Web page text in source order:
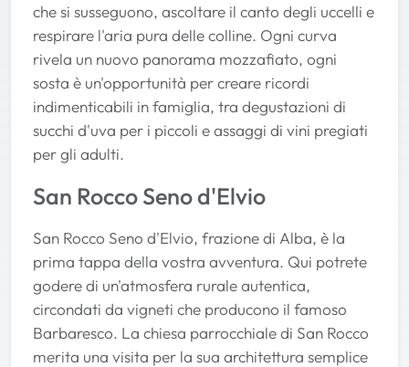
che si susseguono, ascoltare il canto degli uccelli e
respirare l'aria pura delle colline. Ogni curva
rivela un nuovo panorama mozzafiato, ogni
sosta è un'opportunità per creare ricordi
indimenticabili in famiglia, tra degustazioni di
succhi d'uva per i piccoli e assaggi di vini pregiati
per gli adulti.
San Rocco Seno d'Elvio
San Rocco Seno d'Elvio, frazione di Alba, è la
prima tappa della vostra avventura. Qui potrete
godere di un'atmosfera rurale autentica,
circondati da vigneti che producono il famoso
Barbaresco. La chiesa parrocchiale di San Rocco
merita una visita per la sua architettura semplice